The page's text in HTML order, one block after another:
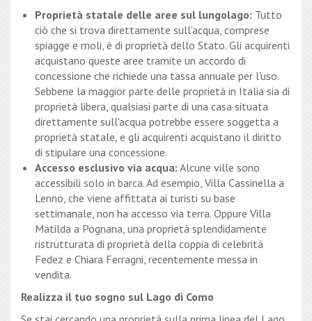
Proprietà statale delle aree sul lungolago: Tutto
ciò che si trova direttamente sull'acqua, comprese
spiagge e moli, è di proprietà dello Stato. Gli acquirenti
acquistano queste aree tramite un accordo di
concessione che richiede una tassa annuale per l'uso.
Sebbene la maggior parte delle proprietà in Italia sia di
proprietà libera, qualsiasi parte di una casa situata
direttamente sull'acqua potrebbe essere soggetta a
proprietà statale, e gli acquirenti acquistano il diritto
di stipulare una concessione.
Accesso esclusivo via acqua: Alcune ville sono
accessibili solo in barca. Ad esempio, Villa Cassinella a
Lenno, che viene affittata ai turisti su base
settimanale, non ha accesso via terra. Oppure Villa
Matilda a Pognana, una proprietà splendidamente
ristrutturata di proprietà della coppia di celebrità
Fedez e Chiara Ferragni, recentemente messa in
vendita.
Realizza il tuo sogno sul Lago di Como